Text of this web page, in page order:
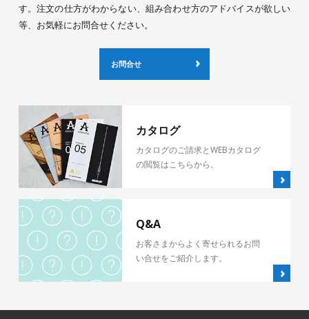
す。注文の仕方がわからない、組み合わせ方のアドバイスが欲しい
等、お気軽にお問合せください。
お問合せ
カタログ
カタログのご請求とWEBカタログ
の閲覧はこちらから。
Q&A
お客さまからよく寄せられるお問
い合せをご紹介します。